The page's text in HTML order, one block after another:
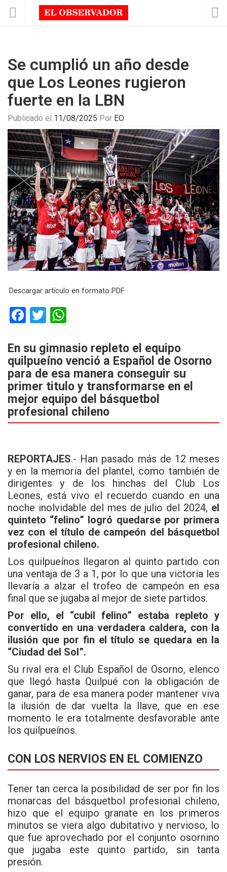
Se cumplió un año desde
que Los Leones rugieron
fuerte en la LBN
Publicado el 11/08/2025 Por EO
Descargar artículo en formato PDF
F
ce
b
o
o
k
T
tt
er
at
s
A
p
p
En su gimnasio repleto el equipo
quilpueíno venció a Español de Osorno
para de esa manera conseguir su
primer titulo y transformarse en el
mejor equipo del básquetbol
profesional chileno
REPORTAJES.- Han pasado más de 12 meses
y en la memoria del plantel, como también de
dirigentes y de los hinchas del Club Los
Leones, está vivo el recuerdo cuando en una
noche inolvidable del mes de julio del 2024, el
quinteto “felino” logró quedarse por primera
vez con el título de campeón del básquetbol
profesional chileno.
Los quilpueínos llegaron al quinto partido con
una ventaja de 3 a 1, por lo que una victoria les
llevaría a alzar el trofeo de campeón en esa
final que se jugaba al mejor de siete partidos.
Por ello, el “cubil felino” estaba repleto y
convertido en una verdadera caldera, con la
ilusión que por fin el título se quedara en la
“Ciudad del Sol”.
Su rival era el Club Español de Osorno, elenco
que llegó hasta Quilpué con la obligación de
ganar, para de esa manera poder mantener viva
la ilusión de dar vuelta la llave, que en ese
momento le era totalmente desfavorable ante
los quilpueínos.
CON LOS NERVIOS EN EL COMIENZO
Tener tan cerca la posibilidad de ser por fin los
monarcas del básquetbol profesional chileno,
hizo que el equipo granate en los primeros
minutos se viera algo dubitativo y nervioso, lo
que fue aprovechado por el conjunto osornino
que jugaba este quinto partido, sin tanta
presión.